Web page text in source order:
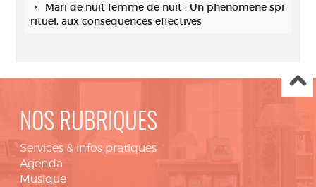
Mari de nuit femme de nuit : Un phenomene spi
rituel, aux consequences effectives
NOS RUBRIQUES
Services & infos pratiques
Agenda
Musique